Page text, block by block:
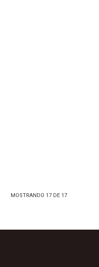
MOSTRANDO 17DE 17